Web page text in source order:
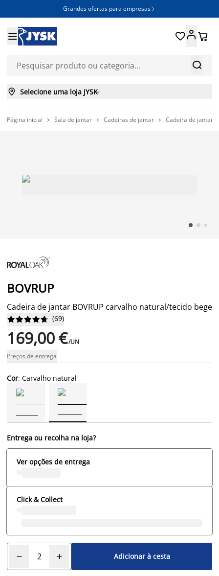
Grandes ofertas para empresas 


 
 Selecione uma loja JYSK
Página inicial  Sala de jantar  Cadeiras de jantar  Cadeira de jantar
BOVRUP
Cadeira de jantar BOVRUP carvalho natural/tecido bege





 (69)
169,00 €/UN
Preços de entrega
Cor: Carvalho natural
Entrega ou recolha na loja?
Ver opções de entrega
Click & Collect
Adicionar à cesta